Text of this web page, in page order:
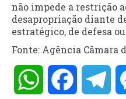
não impede a restrição
desapropriação diante
estratégico, de defesa
Fonte: Agência Câmara
WhatsAppFacebook